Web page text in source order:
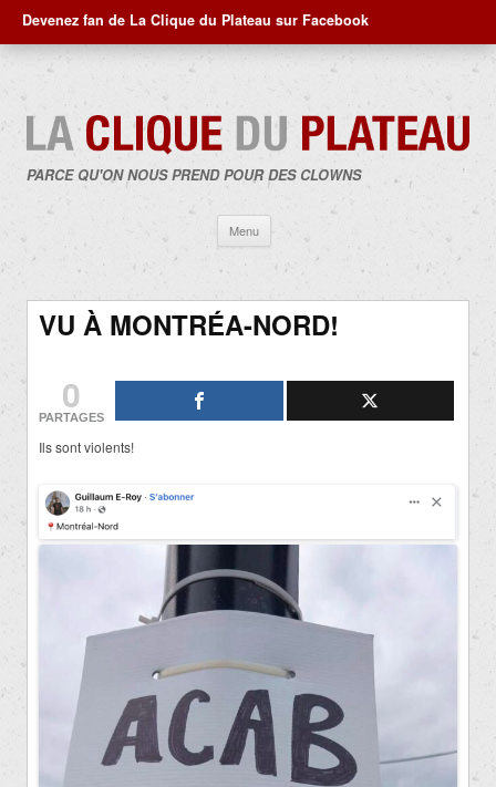
Devenez fan de La Clique du Plateau sur Facebook
PARCE QU'ON NOUS PREND POUR DES CLOWNS
Menu
contenu
VU À MONTRÉA-NORD!
0
PARTAGES
Ils sont violents!